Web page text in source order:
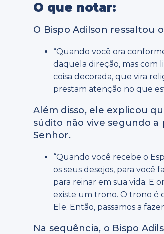
O que notar:
O Bispo Adilson ressaltou
“Quando você ora
daquela direção, mas com
coisa decorada, que vira
prestam atenção no que
Além disso, ele explicou
súdito não vive segundo a
Senhor.
“Quando você recebe o
os seus desejos, para você
para reinar em sua vida. E
existe um trono. O trono é
Ele. Então, passamos a
Na sequência, o Bispo